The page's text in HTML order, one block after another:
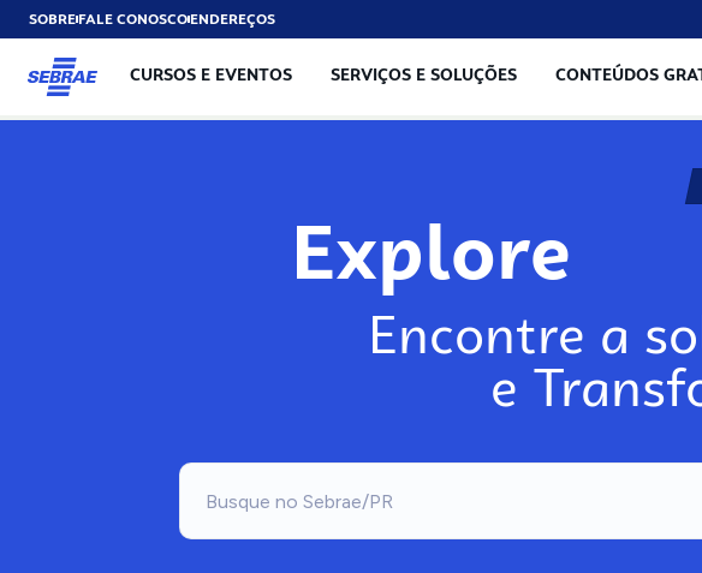
SOBREFALE CONOSCOENDEREÇOS
CURSOS E EVENTOS SERVIÇOS E SOLUÇÕES CONTEÚDOS
Explore
Encontre a
e